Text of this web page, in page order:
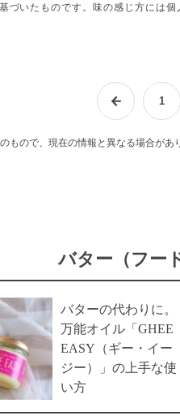
づいたものです。味の感じ方には個
1
もので、現在の情報と異なる場合があ
バター（フー
バターの代わりに。
万能オイル「GHEE
EASY（ギー・イー
ジー）」の上手な使
い方